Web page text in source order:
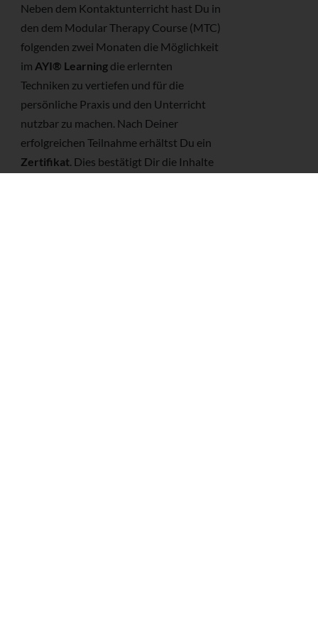
Neben dem Kontaktunterricht hast Du in
den dem Modular Therapy Course (MTC)
folgenden zwei Monaten die Möglichkeit
im AYI® Learning die erlernten
Techniken zu vertiefen und für die
persönliche Praxis und den Unterricht
nutzbar zu machen. Nach Deiner
erfolgreichen Teilnahme erhältst Du ein
Zertifikat . Dies bestätigt Dir die Inhalte